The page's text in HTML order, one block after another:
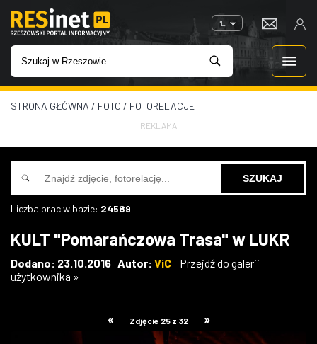
PL
WIADOMOŚCI
INWESTYCJE
IMPREZY
W KINACH
STRONA GŁÓWNA / FOTO / FOTORELACJE
REKLAMA
Liczba prac w bazie: 24589
KULT "Pomarańczowa Trasa" w LUKR
Dodano: 23.10.2016 Autor: ViC
Przejdź do galerii
użytkownika »
« Zdjęcie 25 z 32 »